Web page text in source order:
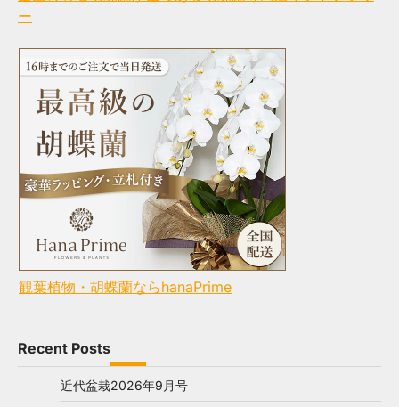
ー
観葉植物・胡蝶蘭ならhanaPrime
Recent Posts
近代盆栽2026年9月号